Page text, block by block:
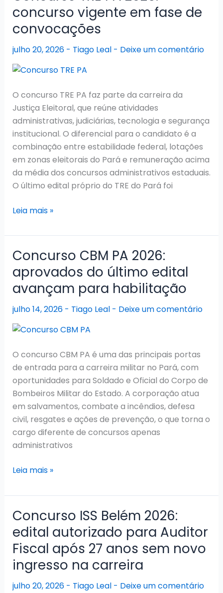
Último
edital
orienta
a
concurso vigente em fase de
convocações
julho 20, 2026 - Tiago Leal - Deixe um comentário
O concurso TRE PA faz parte da carreira da
Justiça Eleitoral, que reúne atividades
administrativas, judiciárias, tecnologia e segurança
institucional. O diferencial para o candidato é a
combinação entre estabilidade federal, lotações
em zonas eleitorais do Pará e remuneração acima
da média dos concursos administrativos estaduais.
O último edital próprio do TRE do Pará foi
Concurso
PA
2026:
concurso
vigente
em
de
convocações
Leia mais »
Concurso CBM PA 2026:
aprovados do último edital
avançam para habilitação
julho 14, 2026 - Tiago Leal - Deixe um comentário
O concurso CBM PA é uma das principais portas
de entrada para a carreira militar no Pará, com
oportunidades para Soldado e Oficial do Corpo de
Bombeiros Militar do Estado. A corporação atua
em salvamentos, combate a incêndios, defesa
civil, resgates e ações de prevenção, o que torna o
cargo diferente de concursos apenas
administrativos
Concurso
PA
2026:
aprovados
do
último
edital
avançam
para
Leia mais »
Concurso ISS Belém 2026:
edital autorizado para Auditor
Fiscal após 27 anos sem novo
ingresso na carreira
julho 20, 2026 - Tiago Leal - Deixe um comentário